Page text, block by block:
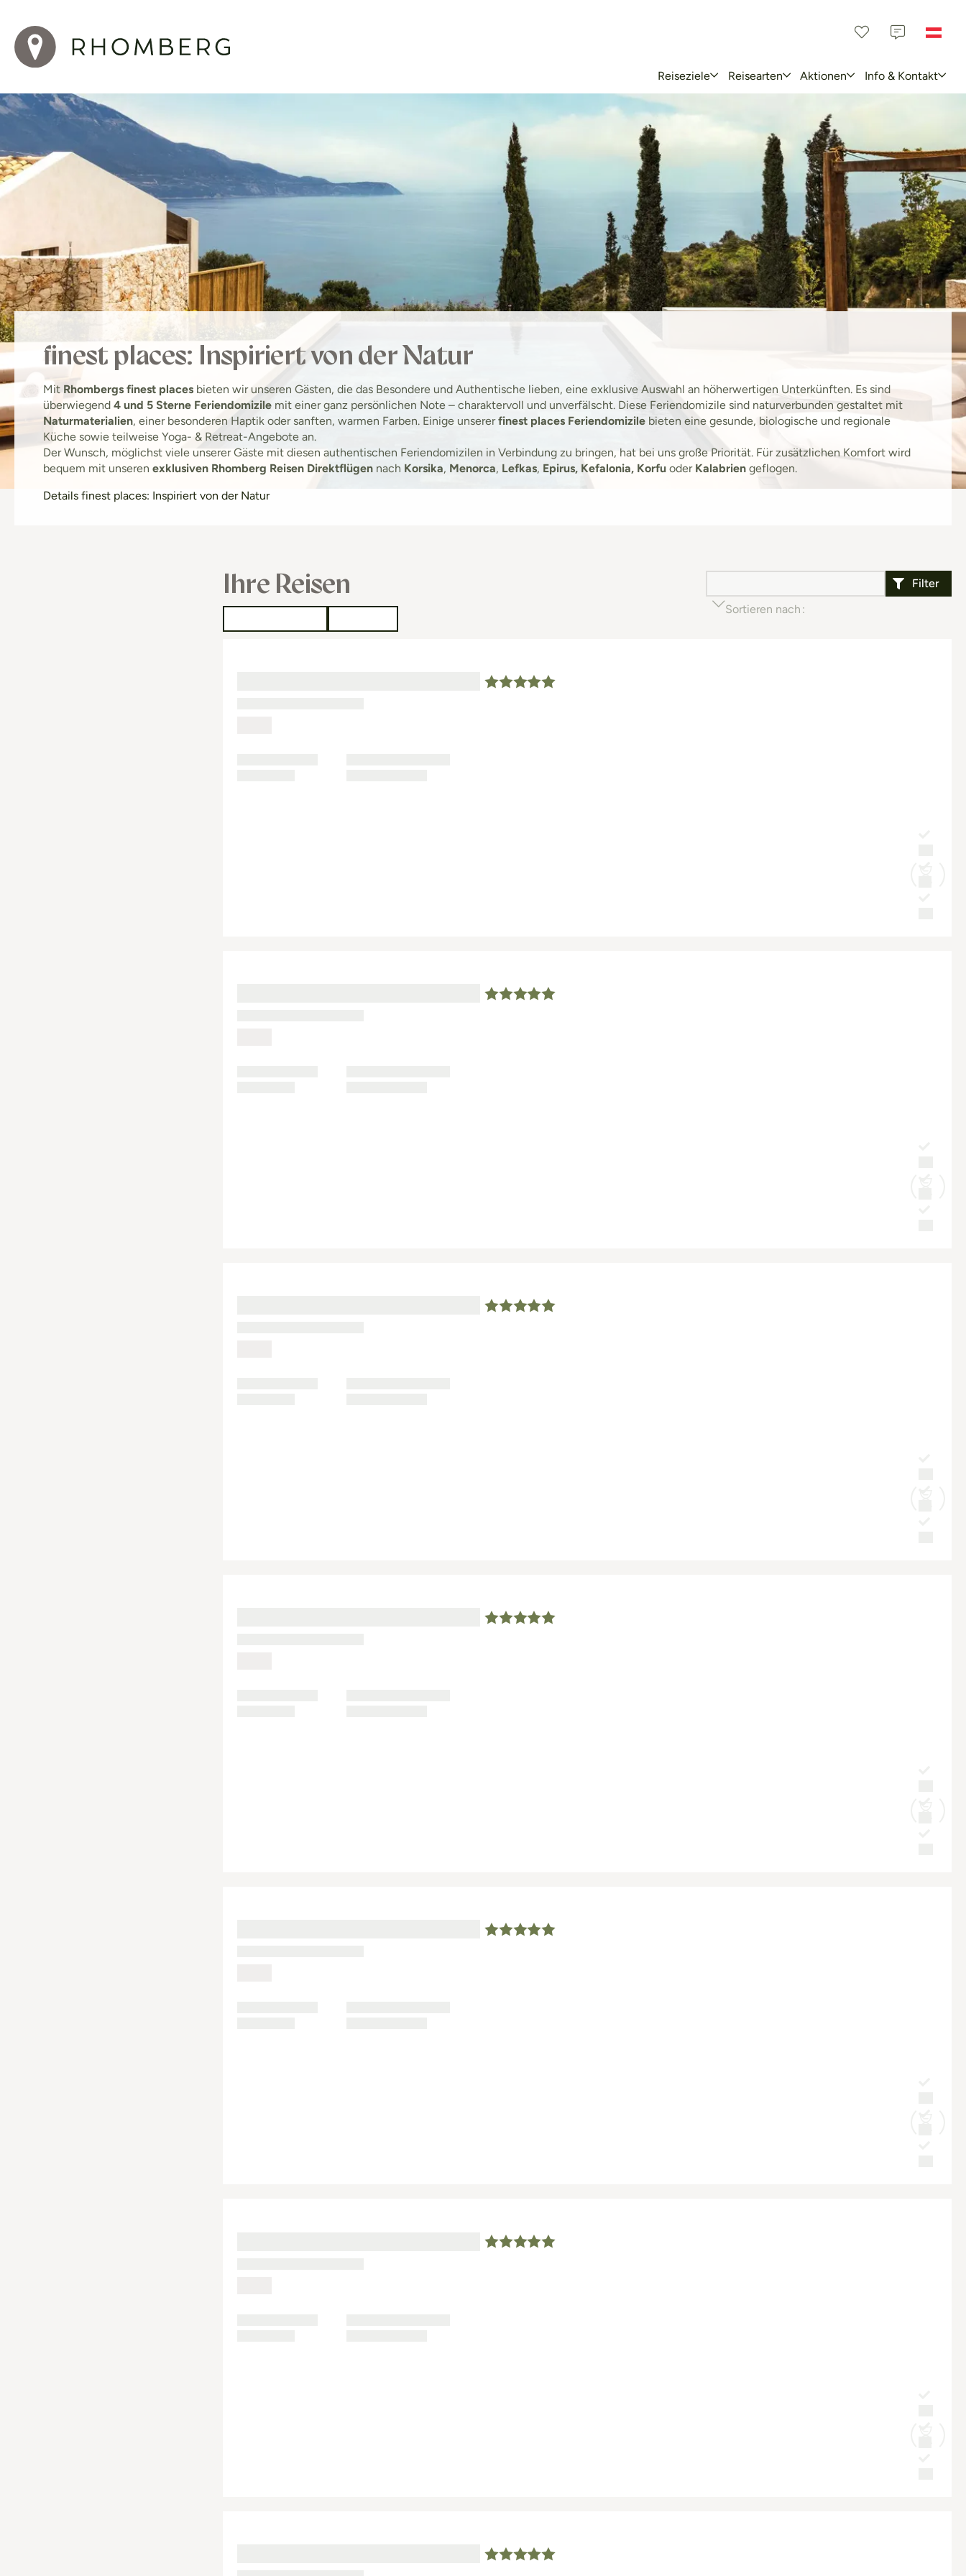
Reiseziele Reisearten Aktionen Info & Kontakt
finest places: Inspiriert von der Natur
Mit Rhombergs finest places bieten wir unseren Gästen, die das Besondere und Authentische lieben, eine exklusive Auswahl an höherwertigen Unterkünften. Es sind
überwiegend 4 und 5 Sterne Feriendomizile mit einer ganz persönlichen Note – charaktervoll und unverfälscht. Diese Feriendomizile sind naturverbunden gestaltet mit
Naturmaterialien, einer besonderen Haptik oder sanften, warmen Farben. Einige unsererfinest places Feriendomizile bieten eine gesunde, biologische und regionale
Küche sowie teilweise Yoga- & Retreat-Angebote an.
Der Wunsch, möglichst viele unserer Gäste mit diesen authentischen Feriendomizilen in Verbindung zu bringen, hat bei uns große Priorität. Für zusätzlichen Komfort wird
bequem mit unseren exklusiven Rhomberg Reisen Direktflügen nach Korsika, Menorca, Lefkas, Epirus, Kefalonia, Korfu oder Kalabrien geflogen.
Details finest places: Inspiriert von der Natur
Ihre Reisen
Filter
Sortieren nach